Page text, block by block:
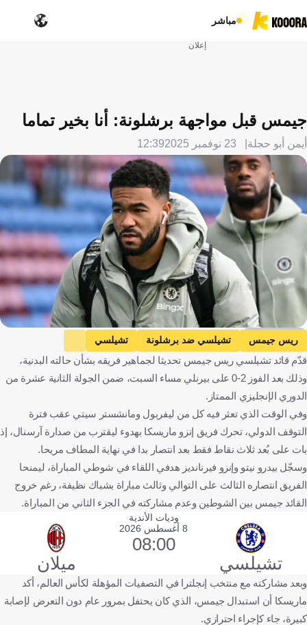
مباشر
إعلان
جيمس قبل مواجهة برشلونة: أنا بخير تماما
أيمن أبو حجلة 23 نوفمبر 2025 12:39
ريس جيمس تشيلسي ضد برشلونة
تشيلسي
برشلونة
دوري أبطال أوروبا إنجلترا إسبانيا كرة قدم
قدّم قائد تشيلسي ريس جيمس تحديثا لجماهير فريقه بشأن حالته البدنية،
وذلك بعد الفوز 2-0 على بيرنلي مساء السبت، ضمن الجولة الثانية عشرة من
الدوري الإنجليزي الممتاز.
وفي الوقت الذي تعثر فيه كل من ليفربول ومانشستر سيتي عقب فترة
التوقف الدولي، تحرك فريق إنزو ماريسكا بهدوء ليقترب من صدارة آرسنال، إذ
بات على بُعد ثلاث نقاط فقط بعد انتصار بدا في نهاية المطاف مريحا.
وسجّل بيدرو نيتو وإنزو فيرنانديز هدفي اللقاء في شوطي المباراة، ليمنحا
الفريق انتصاره الثالث على التوالي وثالث مباراة بشباك نظيفة، رغم خروج
القائد جيمس بين الشوطين وعدم مشاركته في الجزء الثاني من المباراة.
وديات الأندية
تشيلسي
8 أغسطس 2026
08:00
ميلان
وبعد مشاركته مع منتخب إنجلترا في التصفيات المؤهلة لكأس العالم، أكد
ماريسكا أن استبدال جيمس، الذي كان يحتفل بمرور عام دون التعرض لإصابة
كبيرة، جاء كإجراء احترازي.